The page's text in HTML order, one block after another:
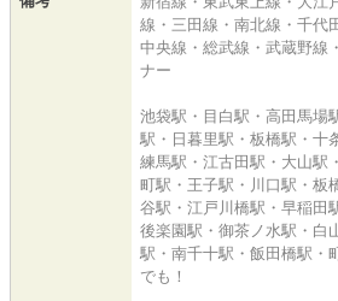
線・三田線・南北線・千代
中央線・総武線・武蔵野線
ナー
池袋駅・目白駅・高田馬場
駅・日暮里駅・板橋駅・十
練馬駅・江古田駅・大山駅
町駅・王子駅・川口駅・板
谷駅・江戸川橋駅・早稲田
後楽園駅・御茶ノ水駅・白
駅・南千十駅・飯田橋駅・
でも！